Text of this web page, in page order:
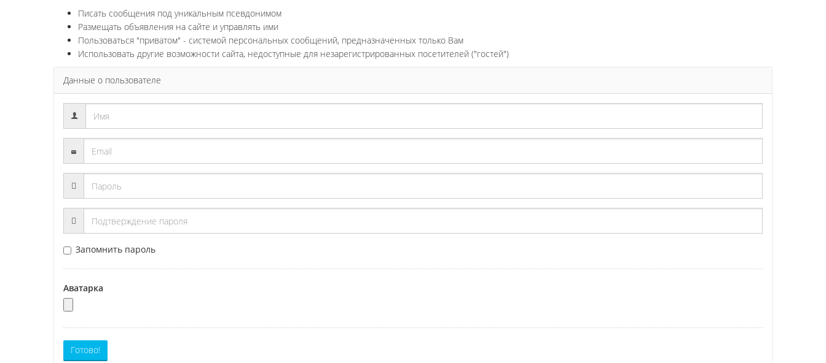
Писать сообщения под уникальным псевдонимом
Размещать объявления на сайте и управлять ими
Пользоваться "приватом" - системой персональных сообщений, предназначенных только Вам
Использовать другие возможности сайта, недоступные для незарегистрированных посетителей ("гостей")
Данные о пользователе
Запомнить пароль
Аватарка
Готово!